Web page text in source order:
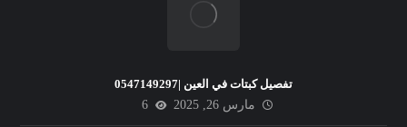
تفصيل كبتات في العين |0547149297
مارس 26, 2025
6